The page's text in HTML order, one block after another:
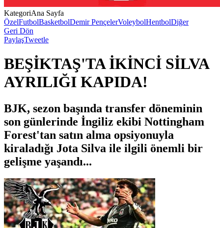
KategoriAna Sayfa
ÖzelFutbolBasketbolDemir PençelerVoleybolHentbolDiğer
Geri Dön
PaylaşTweetle
BEŞİKTAŞ'TA İKİNCİ SİLVA
AYRILIĞI KAPIDA!
BJK, sezon başında transfer döneminin
son günlerinde İngiliz ekibi Nottingham
Forest'tan satın alma opsiyonuyla
kiraladığı Jota Silva ile ilgili önemli bir
gelişme yaşandı...